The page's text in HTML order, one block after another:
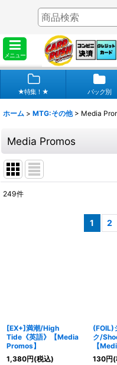
メニュー
★特集！★ パック別
ホーム > MTG:その他 > Media
Media Promos
249件
1 2
[EX+]満潮/High
Tide《英語》【Media
Promos】
1,380円(税込)
(FOIL)
ク/
【
130円